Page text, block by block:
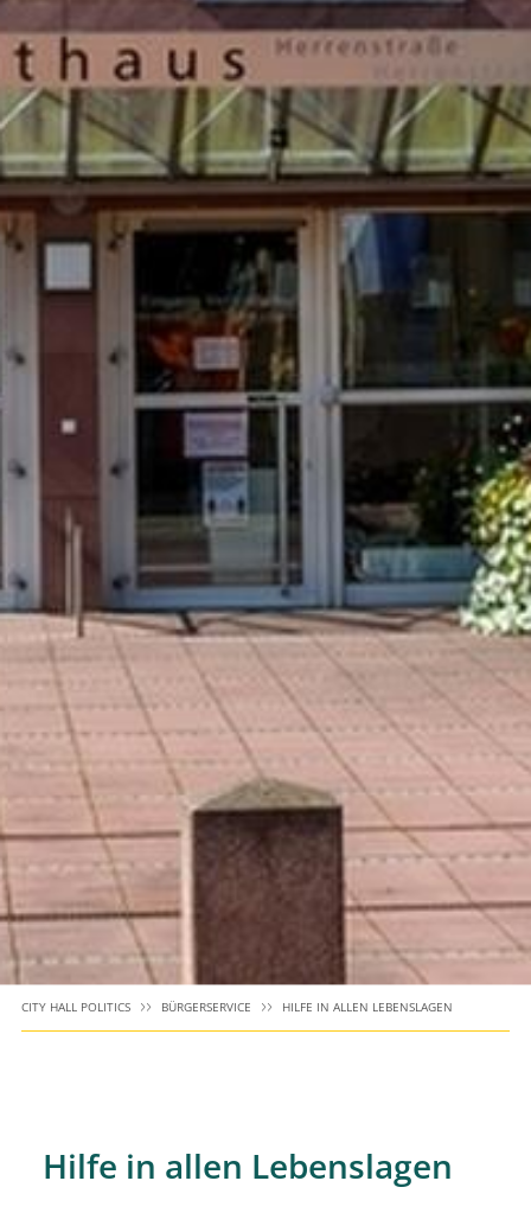
CITY HALL POLITICS BÜRGERSERVICE HILFE IN ALLEN LEBENSLAGEN
Hilfe in allen Lebenslagen